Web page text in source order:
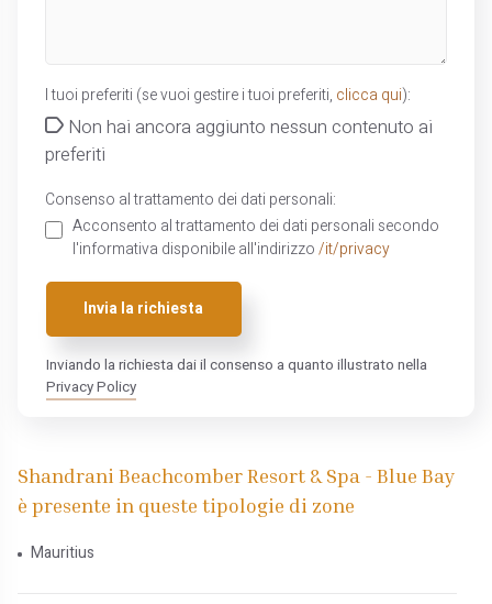
I tuoi preferiti (se vuoi gestire i tuoi preferiti, clicca qui):
Non hai ancora aggiunto nessun contenuto ai
preferiti
Consenso al trattamento dei dati personali:
Acconsento al trattamento dei dati personali secondo
l'informativa disponibile all'indirizzo /it/privacy
Invia la richiesta
Inviando la richiesta dai il consenso a quanto illustrato nella
Privacy Policy
Shandrani Beachcomber Resort & Spa - Blue Bay
è presente in queste tipologie di zone
Mauritius